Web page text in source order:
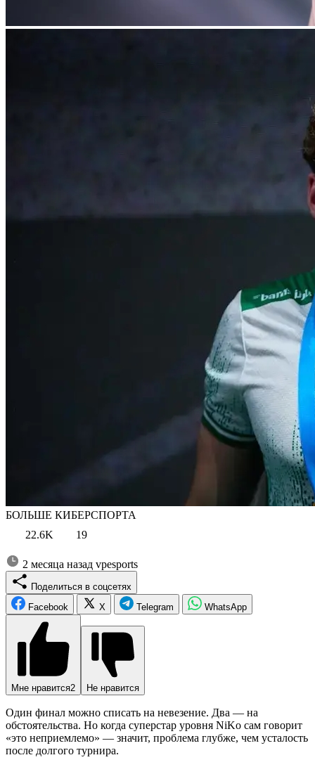
БОЛЬШЕ КИБЕРСПОРТА
22.6K
19
2 месяца назад vpesports
Поделиться в соцсетях
Facebook
X Telegram WhatsApp
Мне нравится2 Не нравится
Один финал можно списать на невезение. Два — на
обстоятельства. Но когда суперстар уровня NiKo сам говорит
«это неприемлемо» — значит, проблема глубже, чем усталость
после долгого турнира.